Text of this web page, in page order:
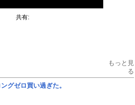
共有:
もっと見
る
グゼロ買い過ぎた。